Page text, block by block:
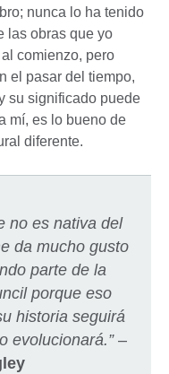
nunca lo ha tenido
las obras que yo
comienzo, pero
el pasar del tiempo,
su significado puede
mí, es lo bueno de
diferente.
no es nativa del
da mucho gusto
parte de la
porque eso
historia seguirá
evolucionará.”–